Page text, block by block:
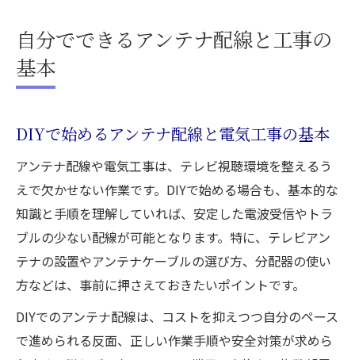
自分でできるアンテナ配線と工事の
基本
DIYで始めるアンテナ配線と電気工事の基本
アンテナ配線や電気工事は、テレビ視聴環境を整えるう
えで欠かせない作業です。DIYで始める場合も、基本的な
知識と手順を理解していれば、安定した電波受信やトラ
ブルの少ない配線が可能となります。特に、テレビアン
テナの設置やアンテナケーブルの選び方、分配器の使い
方などは、事前に押さえておきたいポイントです。
DIYでのアンテナ配線は、コストを抑えつつ自分のペース
で進められる反面、正しい作業手順や安全対策が求めら